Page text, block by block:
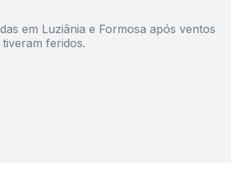
em Luziânia e Formosa após ventos
feridos.